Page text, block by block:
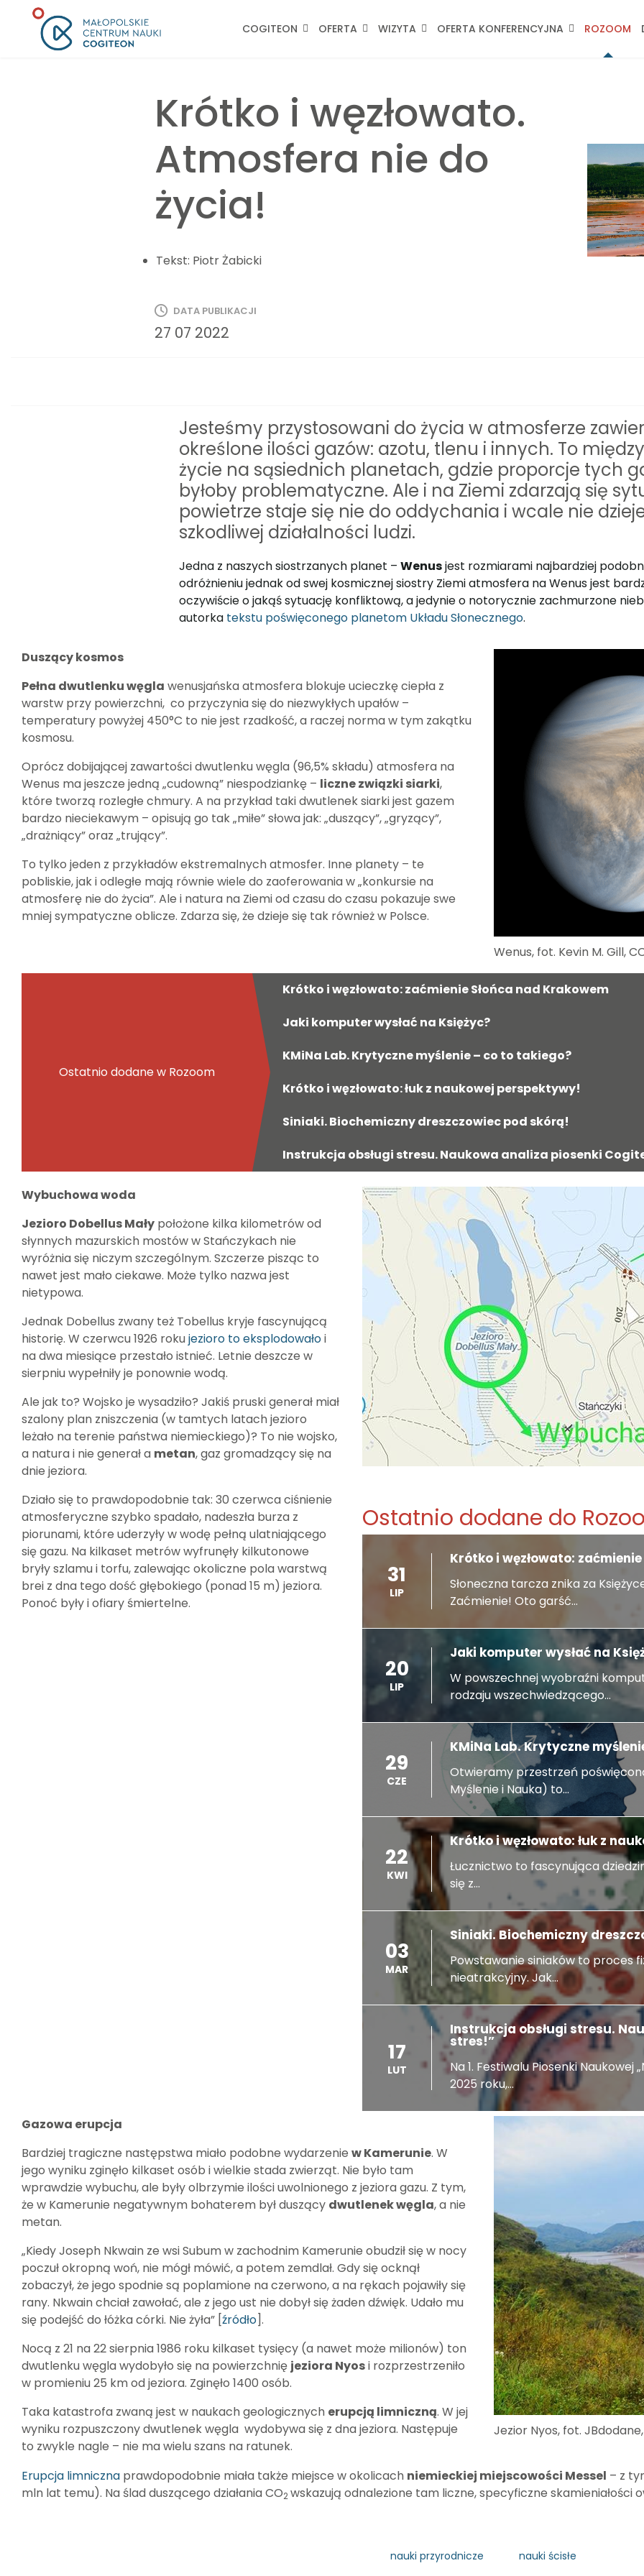
COGITEON OFERTA WIZYTA OFERTA KONFERENCYJNA ROZOOM
Krótko i węzłowato.
Atmosfera nie do
życia!
Tekst: Piotr Żabicki
DATA PUBLIKACJI
27 07 2022
Jesteśmy przystosowani do życia w atmosferze
określone ilości gazów: azotu, tlenu i innych. To
życie na sąsiednich planetach, gdzie proporcje tych
byłoby problematyczne. Ale i na Ziemi zdarzają się
powietrze staje się nie do oddychania i wcale nie
szkodliwej działalności ludzi.
Jedna z naszych siostrzanych planet – Wenusjest rozmiarami najbardziej
odróżnieniu jednak od swej kosmicznej siostry Ziemi atmosfera na Wenus jest
oczywiście o jakąś sytuację konfliktową, a jedynie o notorycznie zachmurzone
autorka tekstu poświęconego planetom Układu Słonecznego.
Duszący kosmos
Pełna dwutlenku węgla wenusjańska atmosfera blokuje ucieczkę ciepła z
warstw przy powierzchni, co przyczynia się do niezwykłych upałów –
temperatury powyżej 450°C to nie jest rzadkość, a raczej norma w tym zakątku
kosmosu.
Oprócz dobijającej zawartości dwutlenku węgla (96,5% składu) atmosfera na
Wenus ma jeszcze jedną „cudowną” niespodziankę – liczne związki siarki,
które tworzą rozległe chmury. A na przykład taki dwutlenek siarki jest gazem
bardzo nieciekawym – opisują go tak „miłe” słowa jak: „duszący”, „gryzący”,
„drażniący” oraz „trujący”.
To tylko jeden z przykładów ekstremalnych atmosfer. Inne planety – te
pobliskie, jak i odległe mają równie wiele do zaoferowania w „konkursie na
atmosferę nie do życia”. Ale i natura na Ziemi od czasu do czasu pokazuje swe
mniej sympatyczne oblicze. Zdarza się, że dzieje się tak również w Polsce.
Wenus, fot. Kevin M. Gill,
Ostatnio dodane w Rozoom
Krótko i węzłowato: zaćmienie Słońca nad Krakowem
Jaki komputer wysłać na Księżyc?
KMiNa Lab. Krytyczne myślenie – co to takiego?
Krótko i węzłowato: łuk z naukowej perspektywy!
Siniaki. Biochemiczny dreszczowiec pod skórą!
Instrukcja obsługi stresu. Naukowa analiza piosenki
Wybuchowa woda
Jezioro Dobellus Mały położone kilka kilometrów od
słynnych mazurskich mostów w Stańczykach nie
wyróżnia się niczym szczególnym. Szczerze pisząc to
nawet jest mało ciekawe. Może tylko nazwa jest
nietypowa.
Jednak Dobellus zwany też Tobellus kryje fascynującą
historię. W czerwcu 1926 rokujezioro to eksplodowałoi
na dwa miesiące przestało istnieć. Letnie deszcze w
sierpniu wypełniły je ponownie wodą.
Ale jak to? Wojsko je wysadziło? Jakiś pruski generał miał
szalony plan zniszczenia (w tamtych latach jezioro
leżało na terenie państwa niemieckiego)? To nie wojsko,
a natura i nie generał a metan, gaz gromadzący się na
dnie jeziora.
Działo się to prawdopodobnie tak: 30 czerwca ciśnienie
atmosferyczne szybko spadało, nadeszła burza z
piorunami, które uderzyły w wodę pełną ulatniającego
się gazu. Na kilkaset metrów wyfrunęły kilkutonowe
bryły szlamu i torfu, zalewając okoliczne pola warstwą
brei z dna tego dość głębokiego (ponad 15 m) jeziora.
Ponoć były i ofiary śmiertelne.
Ostatnio dodane do
31
LIP
Krótko i węzłowato:
Słoneczna tarcza znika za
Zaćmienie! Oto garść...
20
LIP
Jaki komputer wysłać na
W powszechnej wyobraźni
rodzaju wszechwiedzącego...
29
CZE
KMiNa Lab. Krytyczne
Otwieramy przestrzeń
Myślenie i Nauka) to...
22
KWI
Krótko i węzłowato: łuk z
Łucznictwo to fascynująca
się z...
03
MAR
Siniaki. Biochemiczny
Powstawanie siniaków to proces
nieatrakcyjny. Jak...
17
LUT
Instrukcja obsługi stresu.
stres!”
Na 1. Festiwalu Piosenki
2025 roku,...
Gazowa erupcja
Bardziej tragiczne następstwa miało podobne wydarzenie w Kamerunie. W
jego wyniku zginęło kilkaset osób i wielkie stada zwierząt. Nie było tam
wprawdzie wybuchu, ale były olbrzymie ilości uwolnionego z jeziora gazu. Z tym,
że w Kamerunie negatywnym bohaterem był duszący dwutlenek węgla, a nie
metan.
„Kiedy Joseph Nkwain ze wsi Subum w zachodnim Kamerunie obudził się w nocy
poczuł okropną woń, nie mógł mówić, a potem zemdlał. Gdy się ocknął
zobaczył, że jego spodnie są poplamione na czerwono, a na rękach pojawiły się
rany. Nkwain chciał zawołać, ale z jego ust nie dobył się żaden dźwięk. Udało mu
się podejść do łóżka córki. Nie żyła” [źródło].
Nocą z 21 na 22 sierpnia 1986 roku kilkaset tysięcy (a nawet może milionów) ton
dwutlenku węgla wydobyło się na powierzchnię jeziora Nyosi rozprzestrzeniło
w promieniu 25 km od jeziora. Zginęło 1400 osób.
Taka katastrofa zwaną jest w naukach geologicznych erupcją limniczną. W jej
wyniku rozpuszczony dwutlenek węgla wydobywa się z dna jeziora. Następuje
to zwykle nagle – nie ma wielu szans na ratunek.
Jezior Nyos, fot.
Erupcja limniczna prawdopodobnie miała także miejsce w okolicach niemieckiej miejscowości Messel – z
mln lat temu). Na ślad duszącego działania CO2wskazują odnalezione tam liczne, specyficzne skamieniałości
nauki przyrodnicze nauki ścisłe